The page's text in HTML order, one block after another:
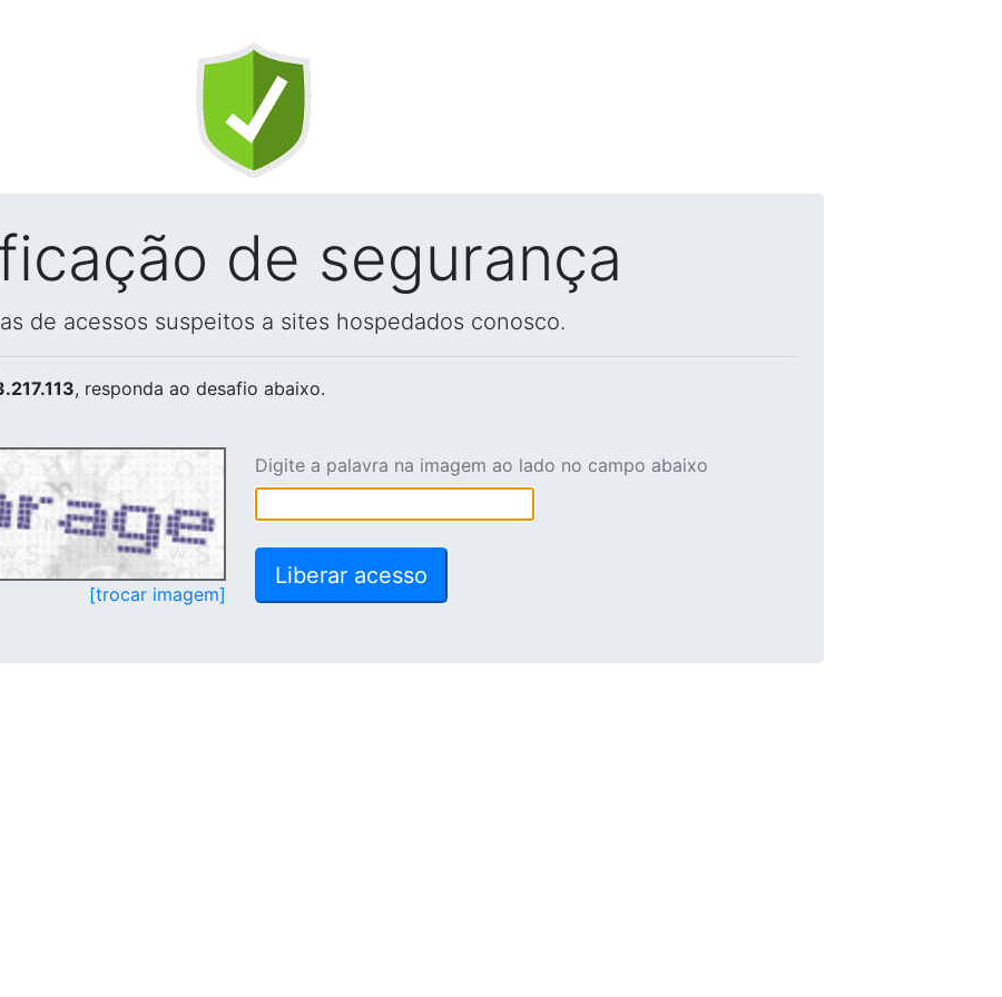
de segurança
de acessos suspeitos a sites hospedados conosco.
, responda ao desafio abaixo.
[trocar imagem]
Digite a palavra na imagem ao lado no campo abaixo